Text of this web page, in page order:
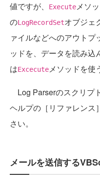
値ですが、
Executeメソ
のLogRecordSetオブジェ
ァイルなどへのアウトプ
ッドを、データを読み込
はExcecuteメソッドを使
Log Parserのスクリプ
ヘルプの［リファレンス
さい。
メールを送信する